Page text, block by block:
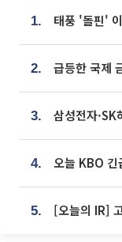
1.
2. 급등한 국제
3. 삼성전자
4. 오늘 KBO 긴
5. [오늘의 IR]